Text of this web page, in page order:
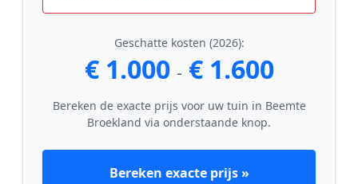
Geschatte kosten (2026):
€ 1.000 - € 1.600
Bereken de exacte prijs voor uw tuin in Beemte
Broekland via onderstaande knop.
Bereken exacte prijs »